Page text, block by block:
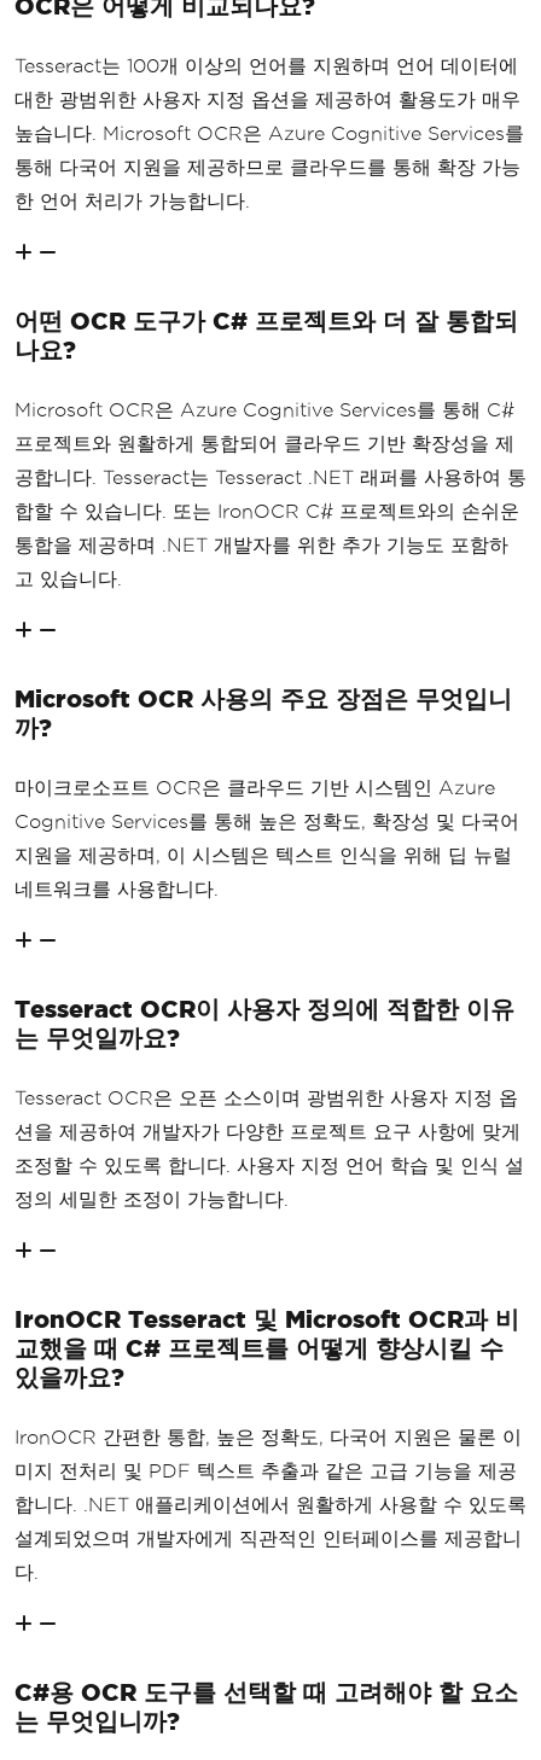
Tesseract는 100개 이상의 언어를 지원하며 언어 데이터에
대한 광범위한 사용자 지정 옵션을 제공하여 활용도가 매우
높습니다. Microsoft OCR은 Azure Cognitive Services를
통해 다국어 지원을 제공하므로 클라우드를 통해 확장 가능
한 언어 처리가 가능합니다.
어떤 OCR 도구가 C# 프로젝트와 더 잘 통합되
나요?
Microsoft OCR은 Azure Cognitive Services를 통해 C#
프로젝트와 원활하게 통합되어 클라우드 기반 확장성을 제
공합니다. Tesseract는 Tesseract .NET 래퍼를 사용하여 통
합할 수 있습니다. 또는 IronOCR C# 프로젝트와의 손쉬운
통합을 제공하며 .NET 개발자를 위한 추가 기능도 포함하
고 있습니다.
Microsoft OCR 사용의 주요 장점은 무엇입니
까?
마이크로소프트 OCR은 클라우드 기반 시스템인 Azure
Cognitive Services를 통해 높은 정확도, 확장성 및 다국어
지원을 제공하며, 이 시스템은 텍스트 인식을 위해 딥 뉴럴
네트워크를 사용합니다.
Tesseract OCR이 사용자 정의에 적합한 이유
는 무엇일까요?
Tesseract OCR은 오픈 소스이며 광범위한 사용자 지정 옵
션을 제공하여 개발자가 다양한 프로젝트 요구 사항에 맞게
조정할 수 있도록 합니다. 사용자 지정 언어 학습 및 인식 설
정의 세밀한 조정이 가능합니다.
IronOCR Tesseract 및 Microsoft OCR과 비
교했을 때 C# 프로젝트를 어떻게 향상시킬 수
있을까요?
IronOCR 간편한 통합, 높은 정확도, 다국어 지원은 물론 이
미지 전처리 및 PDF 텍스트 추출과 같은 고급 기능을 제공
합니다. .NET 애플리케이션에서 원활하게 사용할 수 있도록
설계되었으며 개발자에게 직관적인 인터페이스를 제공합니
다.
C#용 OCR 도구를 선택할 때 고려해야 할 요소
는 무엇입니까?